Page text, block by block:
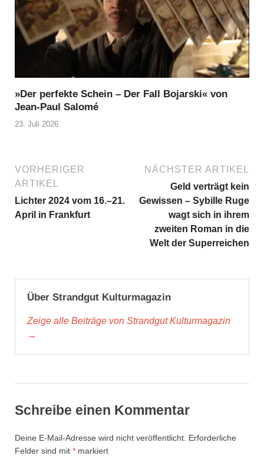
»Der perfekte Schein – Der Fall Bojarski« von
Jean-Paul Salomé
23. Juli 2026
VORHERIGER
ARTIKEL
Lichter 2024 vom 16.–21.
April in Frankfurt
NÄCHSTER ARTIKEL
Geld verträgt kein
Gewissen – Sybille Ruge
wagt sich in ihrem
zweiten Roman in die
Welt der Superreichen
Über Strandgut Kulturmagazin
Zeige alle Beiträge von Strandgut Kulturmagazin
→
Schreibe einen Kommentar
Deine E-Mail-Adresse wird nicht veröffentlicht. Erforderliche
Felder sind mit * markiert